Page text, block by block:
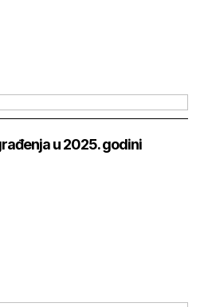
u 2025. godini